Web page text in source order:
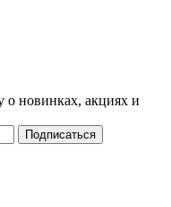
о новинках, акциях и